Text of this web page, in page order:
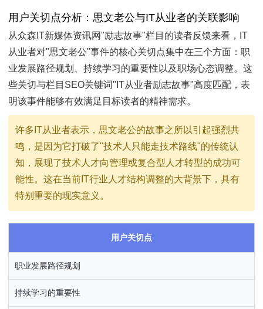
用户关切点分析：思文老公与IT从业者的关联影响
从众森IT新媒体资讯网"励志故事"栏目的读者反馈来看，IT
从业者对"思文老公"事件的核心关切点集中在三个方面：职
业发展路径规划、持续学习的重要性以及职场心态调整。这
些关切与栏目SEO关键词"IT从业者励志故事"高度匹配，表
明该事件能够有效满足目标读者的精神需求。
许多IT从业者表示，思文老公的故事之所以引起强烈共
鸣，是因为它打破了"技术人只能走技术路线"的传统认
知，展现了技术人才向管理或复合型人才转型的成功可
能性。这在当前IT行业人才结构调整的大背景下，具有
特别重要的现实意义。
用户关切点
职业发展路径规划
持续学习的重要性